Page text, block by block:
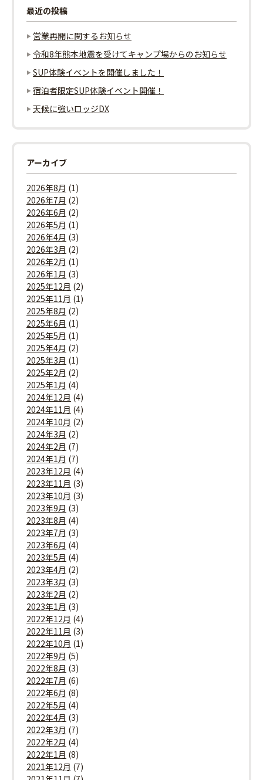
最近の投稿
営業再開に関するお知らせ
令和8年熊本地震を受けてキャンプ場からのお知らせ
SUP体験イベントを開催しました！
宿泊者限定SUP体験イベント開催！
天候に強いロッジDX
アーカイブ
2026年8月 (1)
2026年7月 (2)
2026年6月 (2)
2026年5月 (1)
2026年4月 (3)
2026年3月 (2)
2026年2月 (1)
2026年1月 (3)
2025年12月 (2)
2025年11月 (1)
2025年8月 (2)
2025年6月 (1)
2025年5月 (1)
2025年4月 (2)
2025年3月 (1)
2025年2月 (2)
2025年1月 (4)
2024年12月 (4)
2024年11月 (4)
2024年10月 (2)
2024年3月 (2)
2024年2月 (7)
2024年1月 (7)
2023年12月 (4)
2023年11月 (3)
2023年10月 (3)
2023年9月 (3)
2023年8月 (4)
2023年7月 (3)
2023年6月 (4)
2023年5月 (4)
2023年4月 (2)
2023年3月 (3)
2023年2月 (2)
2023年1月 (3)
2022年12月 (4)
2022年11月 (3)
2022年10月 (1)
2022年9月 (5)
2022年8月 (3)
2022年7月 (6)
2022年6月 (8)
2022年5月 (4)
2022年4月 (3)
2022年3月 (7)
2022年2月 (4)
2022年1月 (8)
2021年12月 (7)